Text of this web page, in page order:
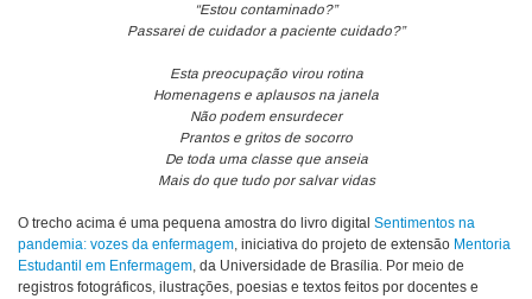
“Estou contaminado?”
Passarei de cuidador a paciente cuidado?”
Esta preocupação virou rotina
Homenagens e aplausos na janela
Não podem ensurdecer
Prantos e gritos de socorro
De toda uma classe que anseia
Mais do que tudo por salvar vidas
O trecho acima é uma pequena amostra do livro digital Sentimentos na
pandemia: vozes da enfermagem, iniciativa do projeto de extensão Mentoria
Estudantil em Enfermagem, da Universidade de Brasília. Por meio de
registros fotográficos, ilustrações, poesias e textos feitos por docentes e